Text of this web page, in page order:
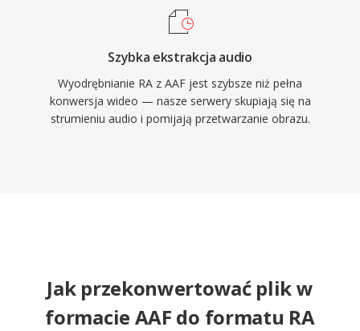
Szybka ekstrakcja audio
Wyodrębnianie RA z AAF jest szybsze niż pełna
konwersja wideo — nasze serwery skupiają się na
strumieniu audio i pomijają przetwarzanie obrazu.
Jak przekonwertować plik w
formacie AAF do formatu RA